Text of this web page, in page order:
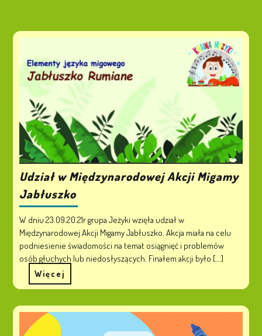
Udział w Międzynarodowej Akcji Migamy
Jabłuszko
W dniu 23.09.20.21r grupa Jeżyki wzięła udział w
Międzynarodowej Akcji Migamy Jabłuszko. Akcja miała na celu
podniesienie świadomości na temat osiągnięć i problemów
osób głuchych lub niedosłyszących. Finałem akcji było [...]
Więcej